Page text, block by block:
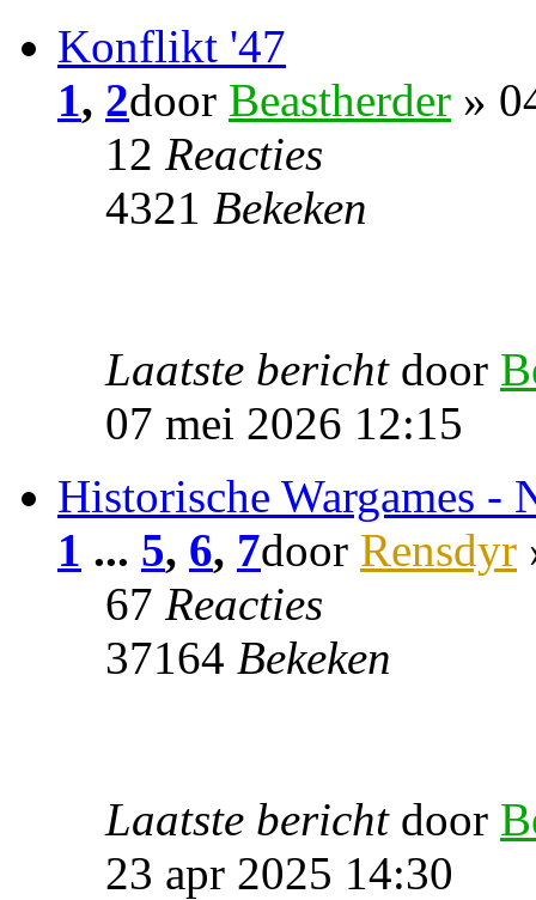
Konflikt '47
1, 2door Beastherder »
12 Reacties
4321 Bekeken
Laatste bericht door
07 mei 2026 12:15
Historische Wargames -
1 ... 5, 6, 7door Rensdyr
67 Reacties
37164 Bekeken
Laatste bericht door
23 apr 2025 14:30